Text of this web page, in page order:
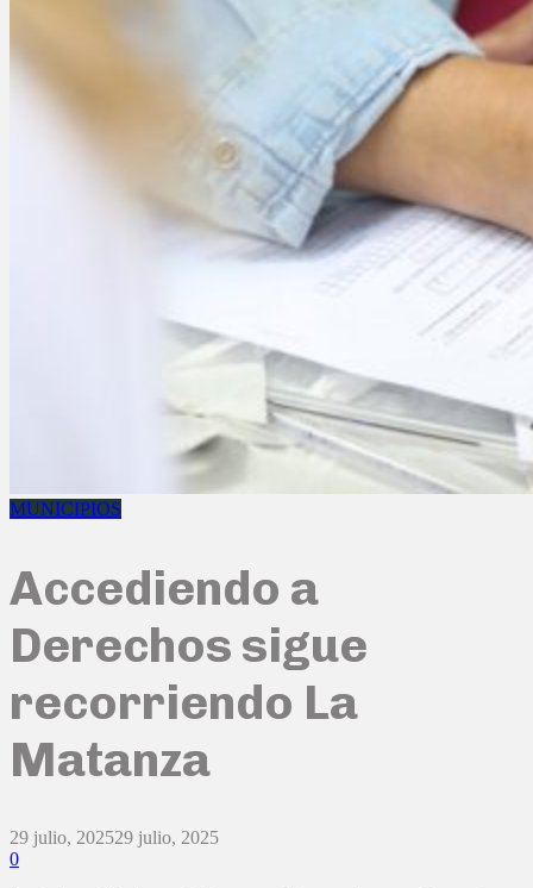
MUNICIPIOS
Accediendo a
Derechos sigue
recorriendo La
Matanza
29 julio, 202529 julio, 2025
0